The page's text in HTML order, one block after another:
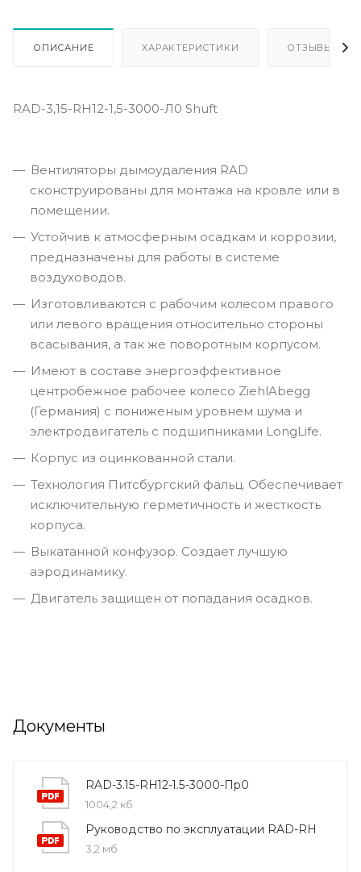
ОПИСАНИЕ ХАРАКТЕРИСТИКИ ОТЗЫВЫ
RAD-3,15-RH12-1,5-3000-Л0 Shuft
Вентиляторы дымоудаления RAD
сконструированы для монтажа на кровле или в
помещении.
Устойчив к атмосферным осадкам и коррозии,
предназначены для работы в системе
воздуховодов.
Изготовливаются с рабочим колесом правого
или левого вращения относительно стороны
всасывания, а так же поворотным корпусом.
Имеют в составе энергоэффективное
центробежное рабочее колесо ZiehlAbegg
(Германия) с пониженым уровнем шума и
электродвигатель с подшипниками LongLife.
Корпус из оцинкованной стали.
Технология Питсбургский фальц. Обеспечивает
исключительную герметичность и жесткость
корпуса.
Выкатанной конфузор. Создает лучшую
аэродинамику.
Двигатель защищен от попадания осадков.
Документы
RAD-3.15-RH12-1.5-3000-Пр0
1004,2 кб
Руководство по эксплуатации RAD-RH
3,2 мб